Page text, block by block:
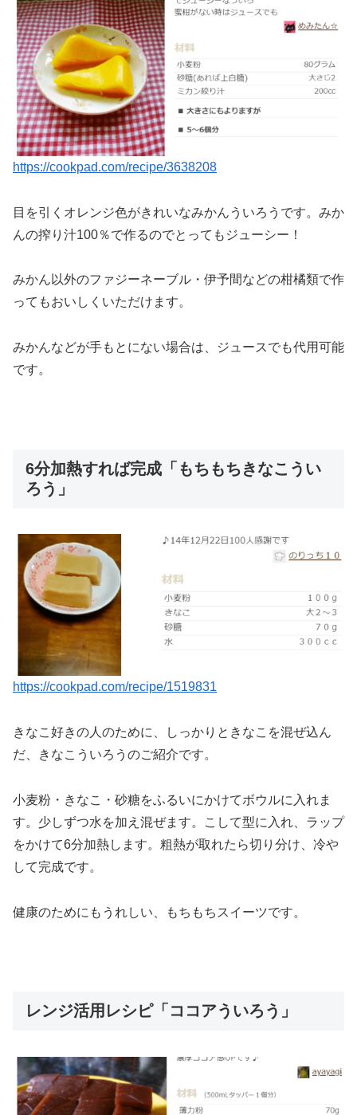
https://cookpad.com/recipe/3638208
目を引くオレンジ色がきれいなみかんういろうです。みか
んの搾り汁100％で作るのでとってもジューシー！
みかん以外のファジーネーブル・伊予間などの柑橘類で作
ってもおいしくいただけます。
みかんなどが手もとにない場合は、ジュースでも代用可能
です。
6分加熱すれば完成「もちもちきなこうい
ろう」
https://cookpad.com/recipe/1519831
きなこ好きの人のために、しっかりときなこを混ぜ込ん
だ、きなこういろうのご紹介です。
小麦粉・きなこ・砂糖をふるいにかけてボウルに入れま
す。少しずつ水を加え混ぜます。こして型に入れ、ラップ
をかけて6分加熱します。粗熱が取れたら切り分け、冷や
して完成です。
健康のためにもうれしい、もちもちスイーツです。
レンジ活用レシピ「ココアういろう」